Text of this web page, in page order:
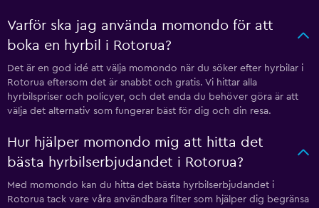
Varför ska jag använda momondo för att
boka en hyrbil i Rotorua?
Det är en god idé att välja momondo när du söker efter hyrbilar i
Rotorua eftersom det är snabbt och gratis. Vi hittar alla
hyrbilspriser och policyer, och det enda du behöver göra är att
välja det alternativ som fungerar bäst för dig och din resa.
Hur hjälper momondo mig att hitta det
bästa hyrbilserbjudandet i Rotorua?
Med momondo kan du hitta det bästa hyrbilserbjudandet i
Rotorua tack vare våra användbara filter som hjälper dig begränsa